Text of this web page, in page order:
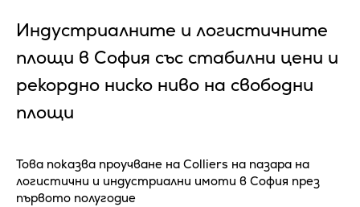
Индустриалните и логистичните
площи в София със стабилни цени и
рекордно ниско ниво на свободни
площи
Това показва проучване на Colliers на пазара на
логистични и индустриални имоти в София през
първото полугодие